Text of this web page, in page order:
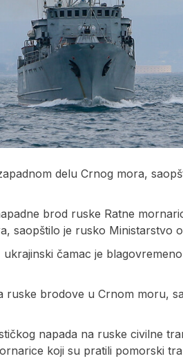
delu Crnog mora,
brod ruske Ratne
saopštilo je rusko Ministarstvo
čamac je
ruske brodove u Crnom moru,
napada na ruske civilne
koji su pratili pomorski